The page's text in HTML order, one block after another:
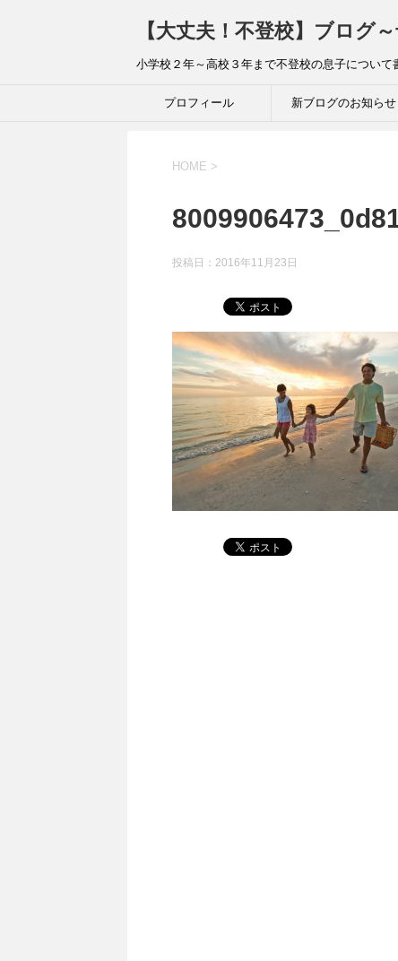
【大丈夫！不登校】ブログ
小学校２年～高校３年まで不登校の息子につい
プロフィール 新ブログのお知らせ
HOME >
投稿日： 2016年11月23日